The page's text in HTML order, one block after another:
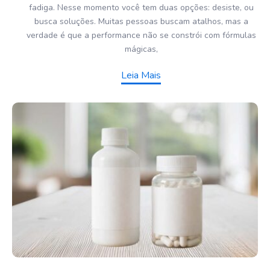
fadiga. Nesse momento você tem duas opções: desiste, ou
busca soluções. Muitas pessoas buscam atalhos, mas a
verdade é que a performance não se constrói com fórmulas
mágicas,
Leia Mais